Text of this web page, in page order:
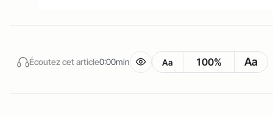
Écoutez cet article0:00min Aa 100% Aa